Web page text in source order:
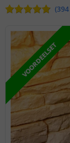
(394
VOORDEELSET